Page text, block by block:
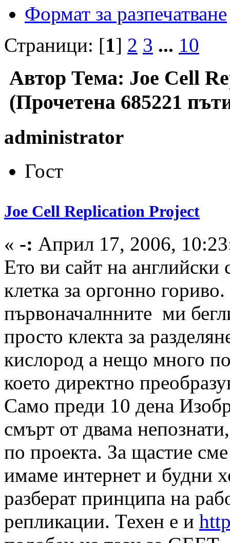
Формат за разпечатване
Страници: [1] 2 3 ... 10
Автор Тема: Joe Cell
(Прочетена 685221
administrator
Гост
Joe Cell Replication Project
« -: Април 17, 2006,
Ето ви сайт на английски
клетка за оргонно
първоначалнните ми
просто клекта за
кислород а нещо много
което директно
Само преди 10 дена
смърт от двама
по проекта. За щастие
имаме интернет и будни
разберат принципа на
репликации. Техен е и